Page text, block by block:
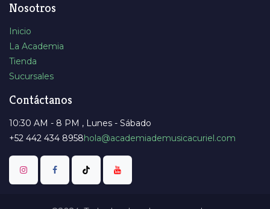
Nosotros
Inicio
La Academia
Tienda
Sucursales
Contáctanos
10:30 AM - 8 PM , Lunes - Sábado
+52 442 434 8958​hola@academiademusicacuriel.com